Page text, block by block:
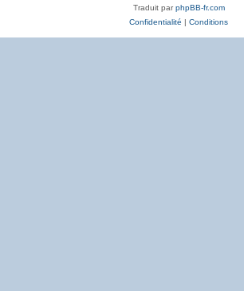
Traduit parphpBB-fr.com
Confidentialité | Conditions